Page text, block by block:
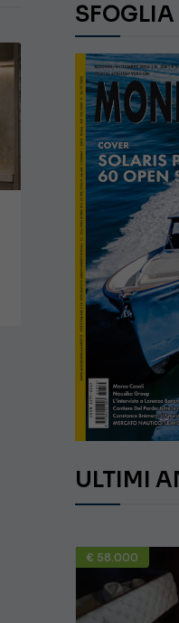
ULTIMI
€ 58.000